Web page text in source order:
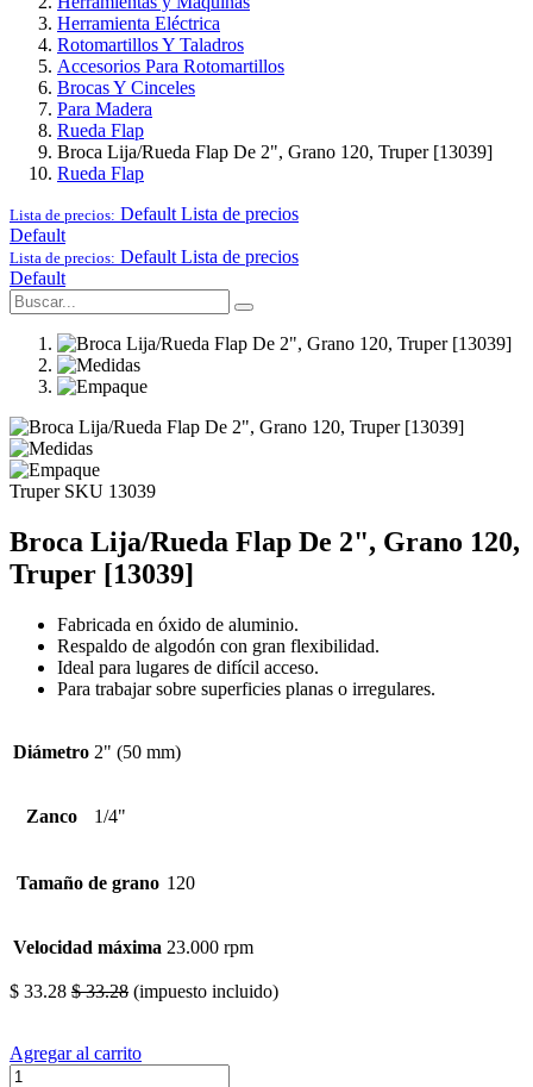
Herramienta Eléctrica
Rotomartillos Y Taladros
Accesorios Para Rotomartillos
Brocas Y Cinceles
Para Madera
Rueda Flap
Broca Lija/Rueda Flap De 2", Grano 120, Truper [13039]
Rueda Flap
Lista de precios: Default Lista de precios
Default
Lista de precios: Default Lista de precios
Default
Truper SKU 13039
Broca Lija/Rueda Flap De 2", Grano 120,
Truper [13039]
Fabricada en óxido de aluminio.
Respaldo de algodón con gran flexibilidad.
Ideal para lugares de difícil acceso.
Para trabajar sobre superficies planas o irregulares.
Diámetro 2" (50 mm)
Zanco 1/4"
Tamaño de grano 120
Velocidad máxima 23.000 rpm
$ 33.28 $33.28 (impuesto incluido)
Agregar al carrito